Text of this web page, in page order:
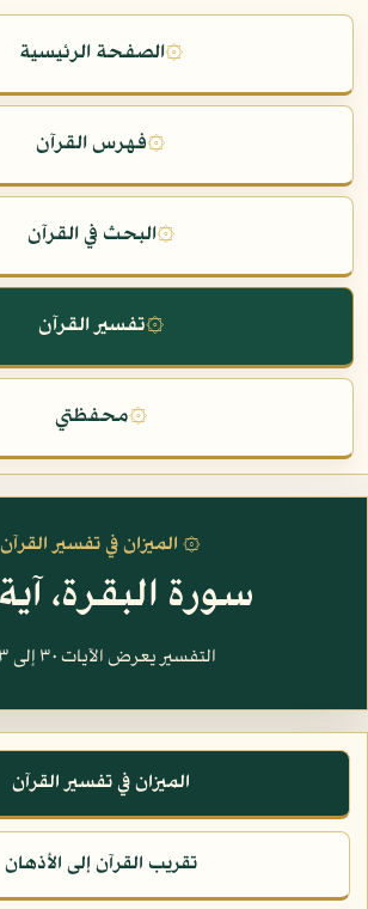
۞الصفحة الرئيسية
۞فهرس القرآن
۞البحث في القرآن
۞تفسير القرآن
۞محفظتي
۞ الميزان في تفسير القرآن
سورة البقرة، آية ٣٠
التفسير يعرض الآيات ٣٠ إلى ٣٣
الميزان في تفسير القرآن
تقريب القرآن إلى الأذهان